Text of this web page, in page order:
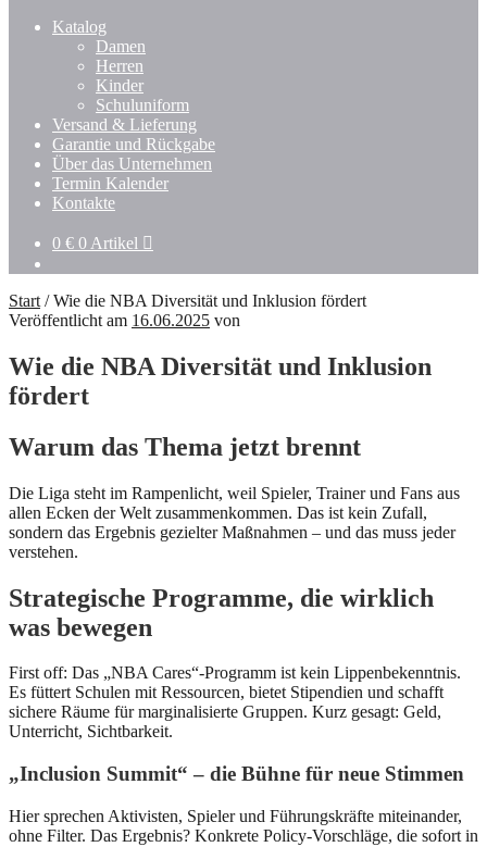
Katalog
Damen
Herren
Kinder
Schuluniform
Versand & Lieferung
Garantie und Rückgabe
Über das Unternehmen
Termin Kalender
Kontakte
0 € 0 Artikel
Start /Wie die NBA Diversität und Inklusion fördert
Veröffentlicht am 16.06.2025 von
Wie die NBA Diversität und Inklusion
fördert
Warum das Thema jetzt brennt
Die Liga steht im Rampenlicht, weil Spieler, Trainer und Fans aus
allen Ecken der Welt zusammenkommen. Das ist kein Zufall,
sondern das Ergebnis gezielter Maßnahmen – und das muss jeder
verstehen.
Strategische Programme, die wirklich
was bewegen
First off: Das „NBA Cares“-Programm ist kein Lippenbekenntnis.
Es füttert Schulen mit Ressourcen, bietet Stipendien und schafft
sichere Räume für marginalisierte Gruppen. Kurz gesagt: Geld,
Unterricht, Sichtbarkeit.
„Inclusion Summit“ – die Bühne für neue Stimmen
Hier sprechen Aktivisten, Spieler und Führungskräfte miteinander,
ohne Filter. Das Ergebnis? Konkrete Policy‑Vorschläge, die sofort in